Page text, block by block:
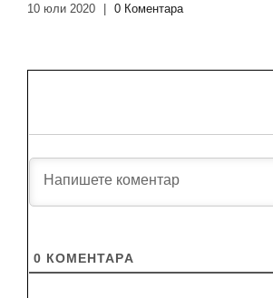
10 юли 2020 0 Коментара
0 КОМЕНТАРA